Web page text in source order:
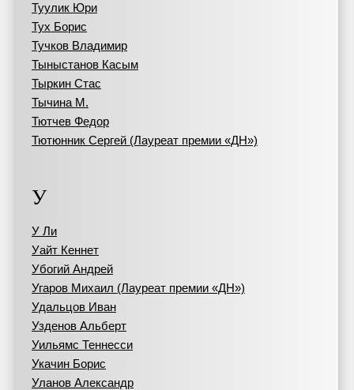
Туулик Юри
Тух Борис
Тучков Владимир
Тыныстанов Касым
Тыркин Стас
Тычина М.
Тютчев Федор
Тютюнник Сергей (Лауреат премии «ДН»)
У
У Ли
Уайт Кеннет
Убогий Андрей
Угаров Михаил (Лауреат премии «ДН»)
Удальцов Иван
Узденов Альберт
Уильямс Теннесси
Укачин Борис
Уланов Александр